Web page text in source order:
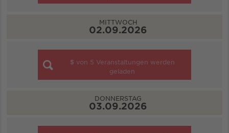
MITTWOCH
02.09.2026
5 von 5 Veranstaltungen werden
geladen
DONNERSTAG
03.09.2026